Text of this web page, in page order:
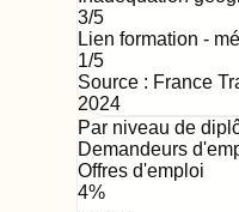
3/5
Lien formation -
1/5
Source : France
2024
Par niveau de
Demandeurs
Offres d'emploi
4%